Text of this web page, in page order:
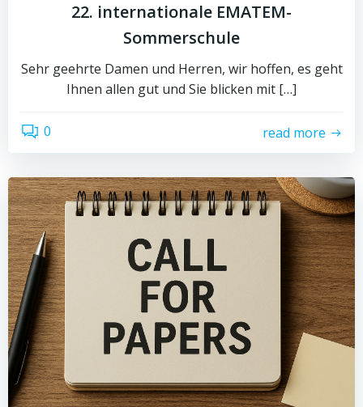
22. internationale EMATEM-
Sommerschule
Sehr geehrte Damen und Herren, wir hoffen, es geht
Ihnen allen gut und Sie blicken mit […]
0 read more